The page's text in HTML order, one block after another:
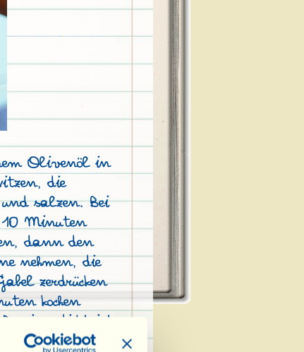
Olivenöl in
die
salzen. Bei
Minuten
dann den
nehmen, die
zerdrücken
kochen
eingedickt ist,
geben und die